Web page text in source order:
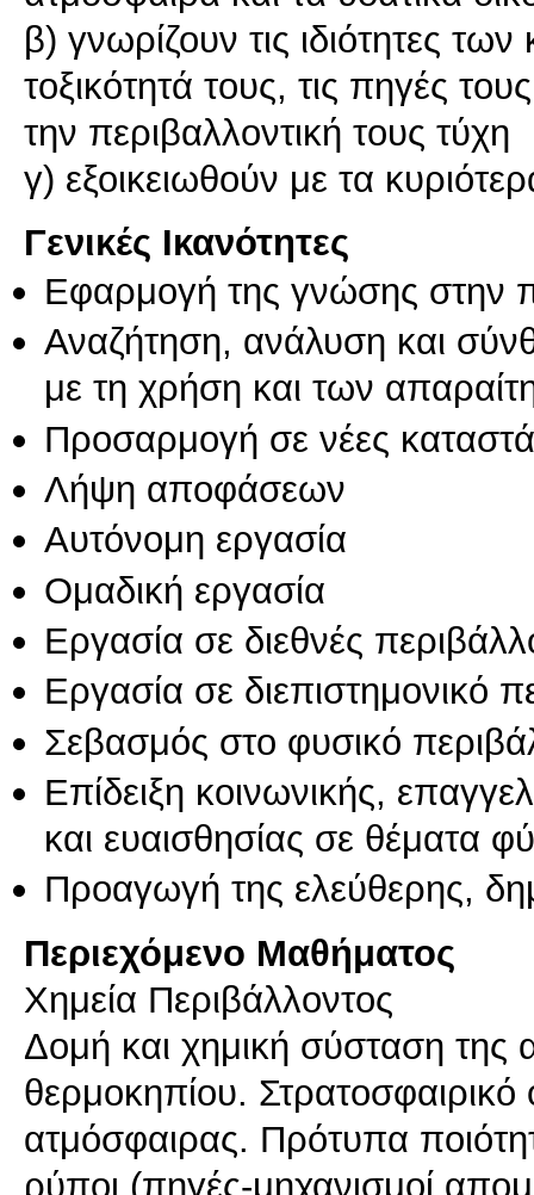
β) γνωρίζουν τις ιδιότητες
τοξικότητά τους, τις πηγές
την περιβαλλοντική τους τύχη
γ) εξοικειωθούν με τα
Γενικές Ικανότητες
Εφαρμογή της γνώσης στην
Αναζήτηση, ανάλυση και
με τη χρήση και των
Προσαρμογή σε νέες
Λήψη αποφάσεων
Αυτόνομη εργασία
Ομαδική εργασία
Εργασία σε διεθνές
Εργασία σε διεπιστημονικό
Σεβασμός στο φυσικό
Επίδειξη κοινωνικής,
και ευαισθησίας σε θέματα
Προαγωγή της ελεύθερης,
Περιεχόμενο Μαθήματος
Χημεία Περιβάλλοντος
Δομή και χημική σύσταση της
θερμοκηπίου.
ατμόσφαιρας. Πρότυπα
ρύποι (πηγές-μηχανισμοί